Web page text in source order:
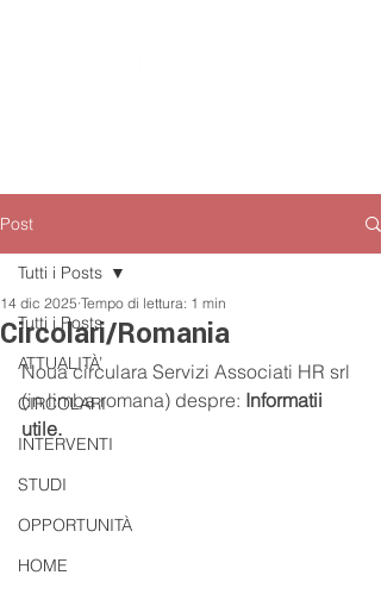
Post
Tutti i Posts
ATTUALITÀ’
CIRCOLARI
INTERVENTI
STUDI
OPPORTUNITÀ
HOME
Tutti i Posts
Circolari/Romania
14 dic 2025 Tempo di lettura: 1 min
Noua circulara Servizi Associati HR srl
(in limba romana) despre: Informatii
utile.